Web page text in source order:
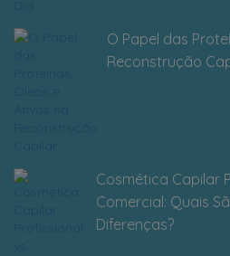
O Papel das
Reconstrução
Cosmética Capilar
Comercial: Quais
Diferenças?